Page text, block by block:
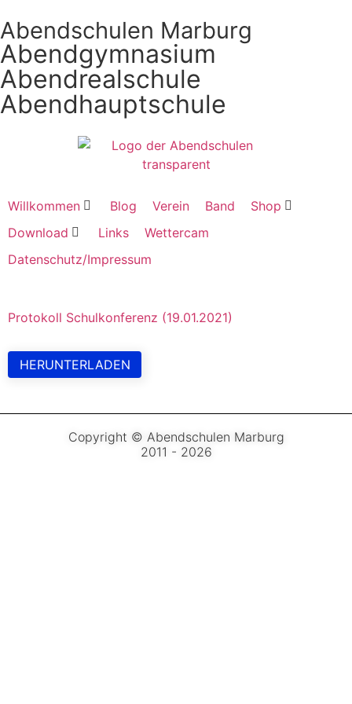
Abendschulen Marburg
Abendgymnasium
Abendrealschule
Abendhauptschule
Willkommen Blog Verein Band
Shop
Download
Links
Wettercam
Datenschutz/Impressum
Protokoll Schulkonferenz (19.01.2021)
HERUNTERLADEN
Copyright © Abendschulen Marburg
2011 - 2026